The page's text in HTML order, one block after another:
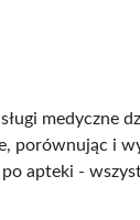
medyczne
porównując i
apteki -